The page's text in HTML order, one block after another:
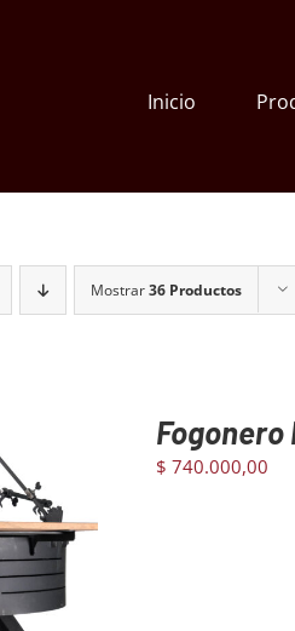
Inicio
Mostrar36 Productos
DETAILS
Fogonero
$ 740.000,00